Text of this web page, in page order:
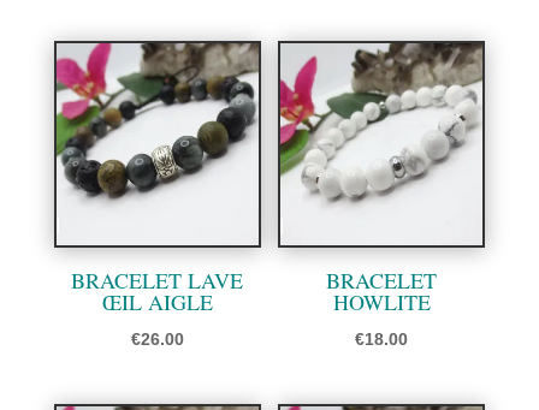
prix :
€23.00
à
€25.00
BRACELET LAVE
ŒIL AIGLE
€26.00
BRACELET
HOWLITE
€18.00